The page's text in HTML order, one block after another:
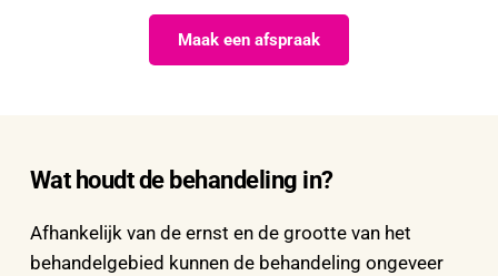
Maak een afspraak
Wat houdt de behandeling in?
Afhankelijk van de ernst en de grootte van het
behandelgebied kunnen de behandeling ongeveer